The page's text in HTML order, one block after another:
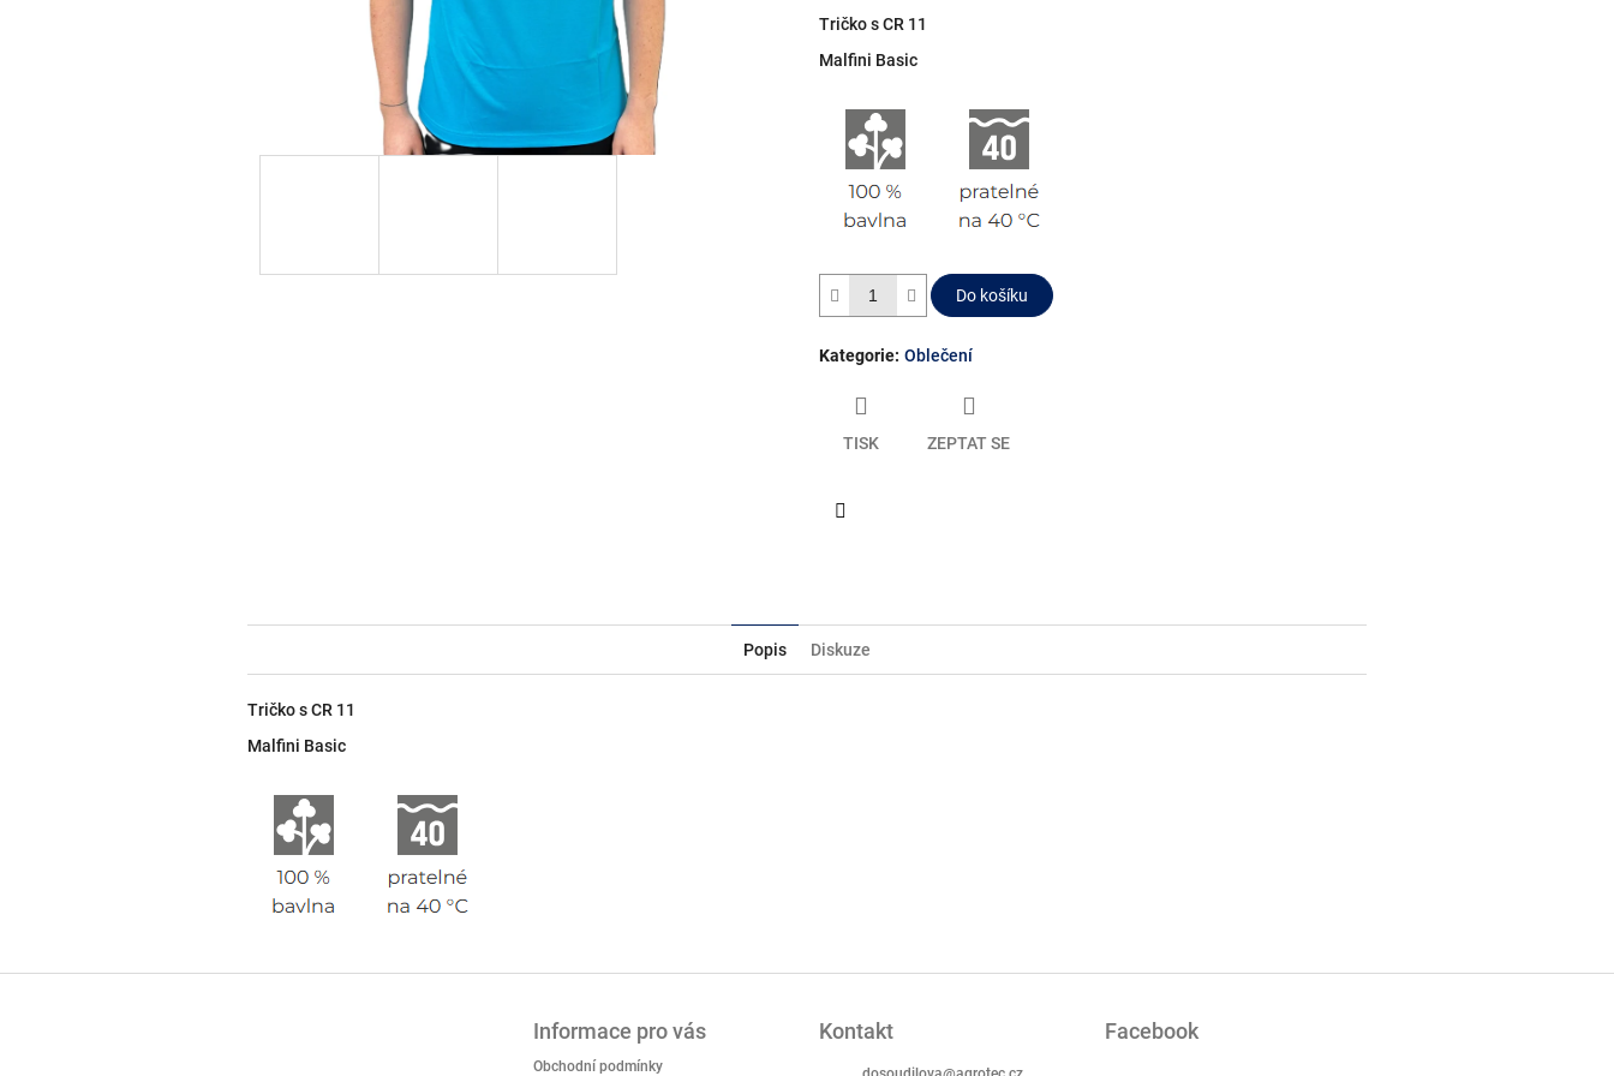
Tričko s CR 11
Malfini Basic
Do košíku
Kategorie: Oblečení
TISK ZEPTAT SE
Popis Diskuze
Tričko s CR 11
Malfini Basic
Informace pro vás
Obchodní podmínky
Kontakt Facebook